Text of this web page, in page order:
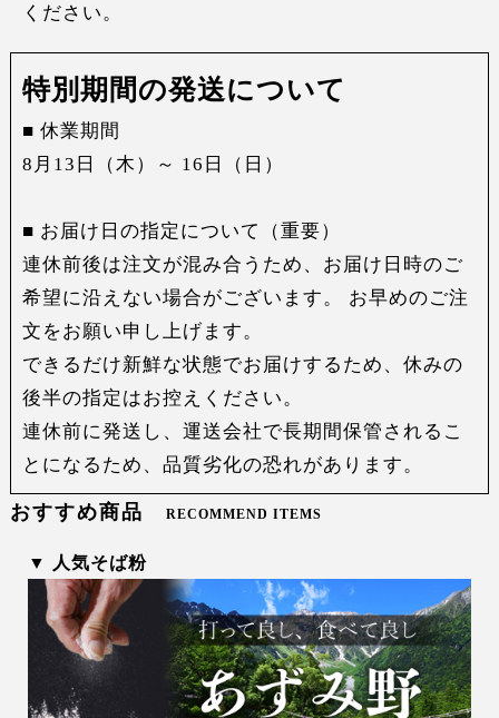
ください。
特別期間の発送について
■ 休業期間
8月13日（木）～ 16日（日）
■ お届け日の指定について（重要）
連休前後は注文が混み合うため、お届け日時のご
希望に沿えない場合がございます。 お早めのご注
文をお願い申し上げます。
できるだけ新鮮な状態でお届けするため、休みの
後半の指定はお控えください。
連休前に発送し、運送会社で長期間保管されるこ
とになるため、品質劣化の恐れがあります。
おすすめ商品 RECOMMEND ITEMS
▼ 人気そば粉